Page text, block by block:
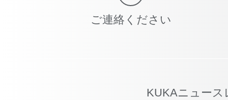
ご連絡ください
KUKAニュース